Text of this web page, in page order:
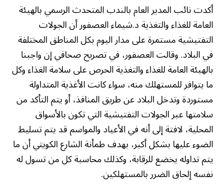
أكدت نائب المدير العام بالندب المتحدث الرسمي بالهيئة
العامة للغذاء والتغذية د.شيماء العصفور أن الجولات
التفتيشية مستمرة على مدار اليوم بكل المناطق المختلفة
في البلاد. وقالت العصفور، في تصريح صحافي إن واجبنا
بالهيئة العامة للغذاء والتغذية الحرص على سلامة الغذاء وكل
ما يتوافر للمستهلك منه، سواء كانت الأغذية المتداولة
مستوردة وتدخل البلاد عن طريق المنافذ، أو يتم التأكد من
سلامتها عبر الجولات التفتيشية التي تكون بالأسواق
المحلية، لافتة إلى أنه في الأعياد والمواسم قد يتم تسليط
الضوء عليها بشكل أكبر، بهدف طمأنة الشارع الكويتي أن ما
يتم تداوله يخضع للرقابة، وكذلك محاسبة كل من تسول له
نفسه إلحاق الضرر بالمستهلكين.